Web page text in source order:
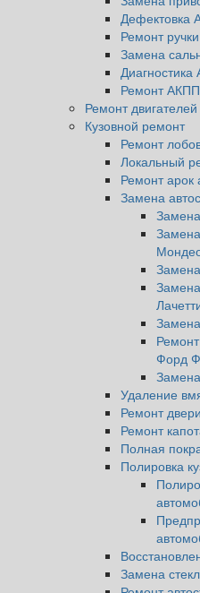
Дефектовка
Ремонт
Замена
Ремонт
Ремонт двигателей
Кузовной ремонт
Ремонт
Локальный
Ремонт арок
Замена
Форд
Удаление
Ремонт
Ремонт
Полная
Полировка
Замена